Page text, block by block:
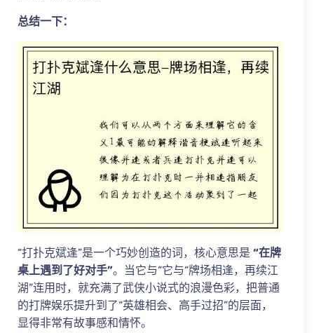
总结一下：
“打扑克斌逢”是一个巧妙创造的词，核心意思是 “在牌
桌上遇到了好对手”。当它与“它与“牌场相逢，再续江
湖”连用时，就充满了武侠小说式的浪漫色彩，把普通
的打牌娱乐提升到了“英雄相会、高手过招”的层面，
显得非常有故事感和情怀。